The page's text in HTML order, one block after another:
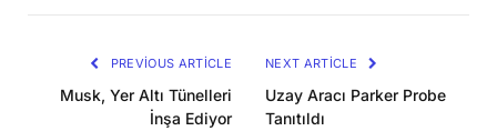
PREVIOUS ARTICLE
Musk, Yer Altı Tünelleri
İnşa Ediyor
NEXT ARTICLE
Uzay Aracı Parker Probe
Tanıtıldı